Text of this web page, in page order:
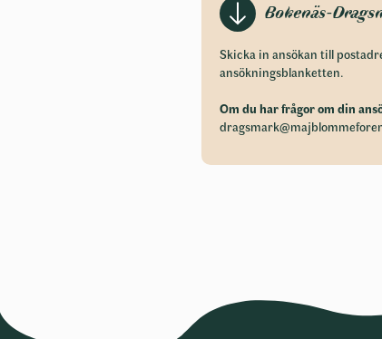
Bokenäs-
Skicka in ansökan till
ansökningsblanketten.
Om du har frågor om din